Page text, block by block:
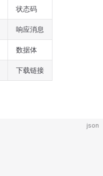
状态码
响应消息
数据体
下载链接
json